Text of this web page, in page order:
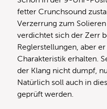
fetter Crunchsound
Verzerrung zum
verdichtet sich der Zerr
Reglerstellungen, aber
Charakteristik erhalten.
der Klang nicht dumpf,
Natürlich soll auch in
geprüft werden.